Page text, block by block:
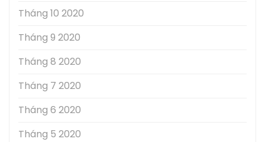
Tháng 10 2020
Tháng 9 2020
Tháng 8 2020
Tháng 7 2020
Tháng 6 2020
Tháng 5 2020